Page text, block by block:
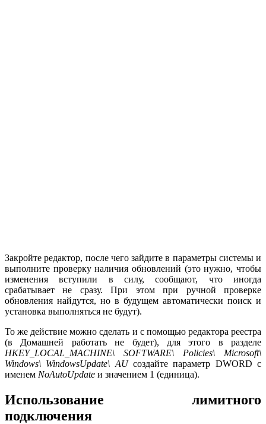
Закройте редактор, после чего зайдите в параметры системы и
выполните проверку наличия обновлений (это нужно, чтобы
изменения вступили в силу, сообщают, что иногда
срабатывает не сразу. При этом при ручной проверке
обновления найдутся, но в будущем автоматически поиск и
установка выполняться не будут).
То же действие можно сделать и с помощью редактора реестра
(в Домашней работать не будет), для этого в разделе
HKEY_LOCAL_MACHINE\ SOFTWARE\ Policies\ Microsoft\
Windows\ WindowsUpdate\ AUсоздайте параметр DWORD с
именем NoAutoUpdate и значением 1 (единица).
Использование лимитного
подключения